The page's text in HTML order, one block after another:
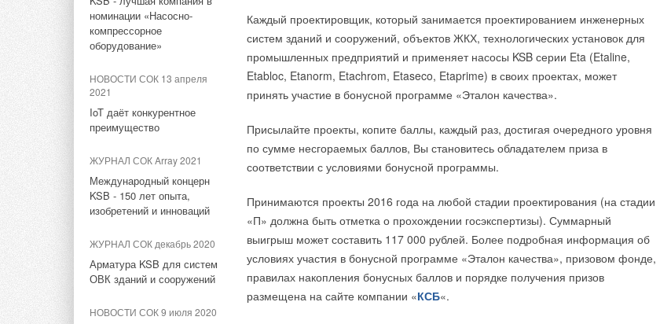
номинации «Насосно-
компрессорное
оборудование»
НОВОСТИ СОК 13 апреля
2021
IoT даёт конкурентное
преимущество
ЖУРНАЛ СОК Array 2021
Международный концерн
KSB - 150 лет опыта,
изобретений и инноваций
ЖУРНАЛ СОК декабрь 2020
Арматура KSB для систем
ОВК зданий и сооружений
НОВОСТИ СОК 9 июля 2020
Каждый проектировщик, который занимается проектированием инженерных
систем зданий и сооружений, объектов ЖКХ, технологических установок для
промышленных предприятий и применяет насосы KSB серии Eta (Etaline,
Etabloc, Etanorm, Etachrom, Etaseco, Etaprime) в своих проектах, может
принять участие в бонусной программе «Эталон качества».
Присылайте проекты, копите баллы, каждый раз, достигая очередного уровня
по сумме несгораемых баллов, Вы становитесь обладателем приза в
соответствии с условиями бонусной программы.
Принимаются проекты 2016 года на любой стадии проектирования (на стадии
«П» должна быть отметка о прохождении госэкспертизы). Суммарный
выигрыш может составить 117 000 рублей. Более подробная информация об
условиях участия в бонусной программе «Эталон качества», призовом фонде,
правилах накопления бонусных баллов и порядке получения призов
размещена на сайте компании «КСБ«.
НОВОСТИ СОК 27 октября
2025
Viessmann установит
стадионе Альянц Арена
футбольного клуба Бавария
НОВОСТИ СОК 4 сентября
2024
Проверяем
работоспособность котлов к
отопительному сезону: чек-
лист
ООО «Виссманн» и ООО
«Виссманн Липецк»
объявили о переименовании
НОВОСТИ СОК 6 июня 2023
центр в Китае
НОВОСТИ СОК 15 июля 2022
«Данфосс» в России
НОВОСТИ СОК 21 июня 2022
Danfoss переводит
единый телефонный номер
НОВОСТИ СОК 4 апреля 2022
Сообщение руководства
работе в России
НОВОСТИ СОК 16 марта 2022
за 2021 год
соответствии со российскими стандартами и ведется подготовка к изменению
маркировки на самом изделии в соответствии с дополнительными
требованиями российских стандартов, поэтому в соответствии с внутренними
требованиями компании Данфосс запускается отдельный модельный ряд.
Кроме того, т.к. производство организовано в России, мы планируем в
российского рынка.
Серия VFM2 – объединение линеек регулирующих клапанов VB2 (15-50) и
Серия AR(V/E)– локализованная версия стандартной серии приводов AM(V/E)
от Данфосс производимая для российского рынка и под российские
требования. Техническое отличие – полная русификация изделия. Ведется
подготовка к переходу на производство изделия в России и в соответствии с
внутренними требованиями компании Данфосс запускается отдельный
модельный ряд.